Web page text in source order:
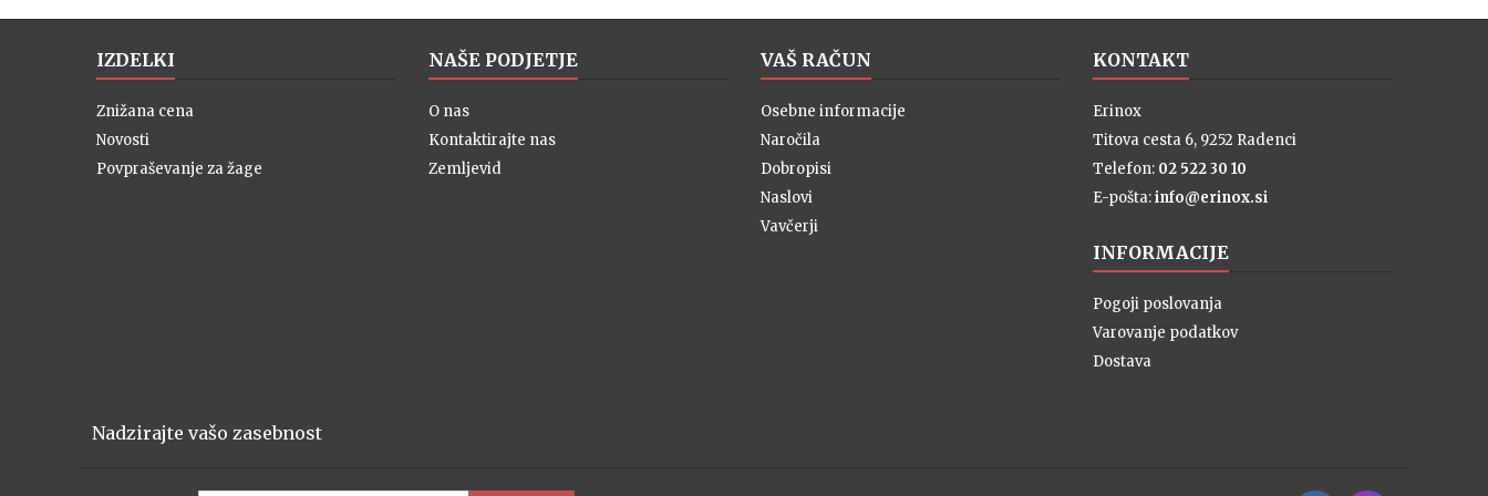
IZDELKI
Znižana cena
Novosti
Povpraševanje za žage
NAŠE PODJETJE
O nas
Kontaktirajte nas
Zemljevid
VAŠ RAČUN
Osebne informacije
Naročila
Dobropisi
Naslovi
Vavčerji
KONTAKT
Erinox
Titova cesta 6, 9252 Radenci
Telefon: 02 522 30 10
E-pošta:info@erinox.si
INFORMACIJE
Pogoji poslovanja
Varovanje podatkov
Dostava
Nadzirajte vašo zasebnost